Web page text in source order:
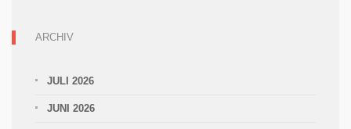
ARCHIV
JULI 2026
JUNI 2026